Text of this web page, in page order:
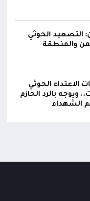
التصعيد الحوثي
والمنطقة
الاعتداء الحوثي
بالرد الحازم
الشهداء